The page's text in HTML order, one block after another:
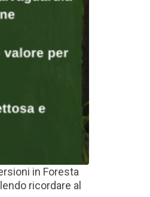
in Foresta
ricordare al